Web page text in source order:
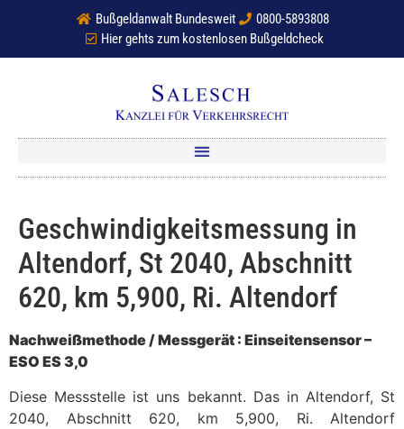
Bußgeldanwalt Bundesweit
0800-5893808
Hier gehts zum kostenlosen Bußgeldcheck
Geschwindigkeitsmessung in
Altendorf, St 2040, Abschnitt
620, km 5,900, Ri. Altendorf
Nachweißmethode / Messgerät : Einseitensensor –
ESO ES 3,0
Diese Messstelle ist uns bekannt. Das in Altendorf, St
2040, Abschnitt 620, km 5,900, Ri. Altendorf